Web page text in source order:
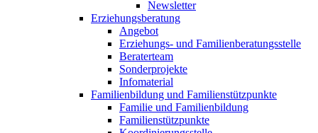
Newsletter
Erziehungsberatung
Angebot
Erziehungs- und Familienberatungsstelle
Beraterteam
Sonderprojekte
Infomaterial
Familienbildung und Familienstützpunkte
Familie und Familienbildung
Familienstützpunkte